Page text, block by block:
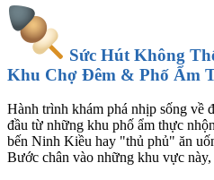
Sức Hút Không
Khu Chợ Đêm & Phố Ẩm
Hành trình khám phá nhịp sống về
đầu từ những khu phố ẩm thực
bến Ninh Kiều hay "thủ phủ" ăn
Bước chân vào những khu vực này,